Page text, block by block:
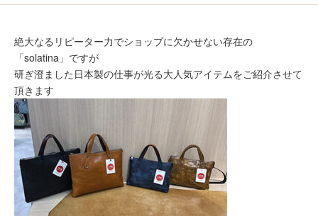
絶大なるリピーター力でショップに欠かせない存在の
「solatina」ですが
研ぎ澄ました日本製の仕事が光る大人気アイテムをご紹介させて
頂きます